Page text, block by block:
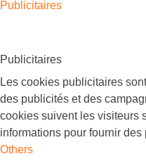
Publicitaires
Publicitaires
Les cookies publicitaires
des publicités et des
cookies suivent les visiteurs
informations pour fournir
Others